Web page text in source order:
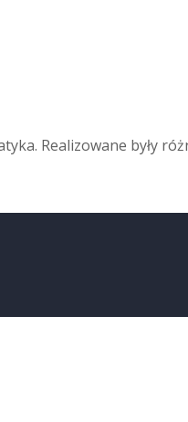
Realizowane były